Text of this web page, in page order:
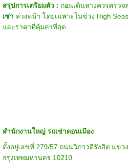
สรุปการเตรียมตัว : ก่อนเดินทางควรตรว
เช่า ล่วงหน้า โดยเฉพาะในช่วง High
และราคาที่คุ้มค่าที่สุด
สำนักงานใหญ่ รถเช่าดอนเมือง
ตั้งอยู่เลขที่ 279/57 ถนนวิภาวดีรังสิต แขว
กรุงเทพมหานคร 10210